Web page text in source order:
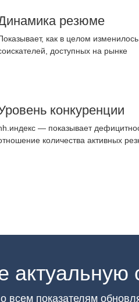
резюме
как в целом
доступных на рынке
конкуренции
— показывает
количества активных
актуальную
всем показателям